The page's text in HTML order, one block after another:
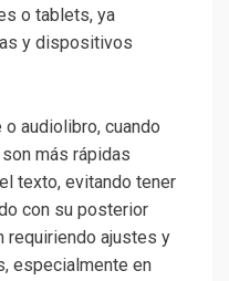
o tablets, ya
y dispositivos
audiolibro, cuando
más rápidas
texto, evitando tener
con su posterior
requiriendo ajustes y
especialmente en